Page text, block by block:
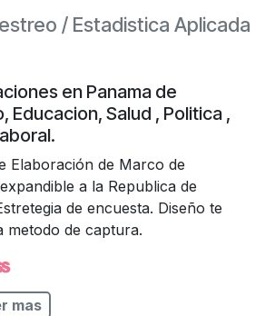
/ Estadistica Aplicada
en Panama de
Educacion, Salud , Politica ,
Elaboración de Marco de
a la Republica de
de encuesta. Diseño te
metodo de captura.
mas